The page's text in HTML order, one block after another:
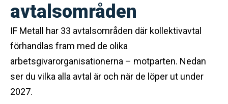
avtalsområden
IF Metall har 33 avtalsområden där kollektivavtal
förhandlas fram med de olika
arbetsgivarorganisationerna – motparten. Nedan
ser du vilka alla avtal är och när de löper ut under
2027.